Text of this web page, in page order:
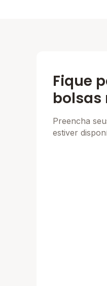
Fique
bolsas
Preencha
estiver